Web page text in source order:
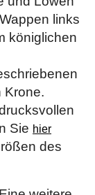
links
königlichen
Krone.
Sie hier
des